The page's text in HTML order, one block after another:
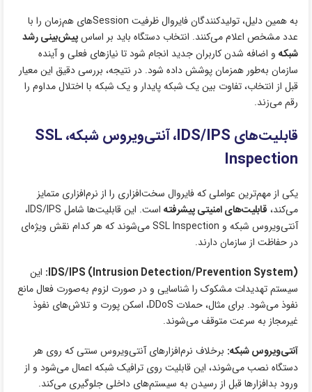
به همین دلیل، تولیدکنندگان فایروال ظرفیت Sessionهای هم‌زمان را با
عدد مشخص اعلام می‌کنند. انتخاب دستگاه باید بر اساسپیش‌بینی رشد
شبکه و اضافه شدن کاربران جدید انجام شود تا نیازهای فعلی و آینده
سازمان به‌طور همزمان پوشش داده شود. در نتیجه، بررسی دقیق این معیار
قبل از انتخاب، تفاوت بین یک شبکه پایدار و یک شبکه با اختلال مداوم را
رقم می‌زند.
قابلیت‌های IDS/IPS، آنتی‌ویروس شبکه، SSL
Inspection
یکی از مهم‌ترین عواملی که فایروال سخت‌افزاری را از نرم‌افزاری متمایز
می‌کند، قابلیت‌های امنیتی پیشرفته
است. این قابلیت‌ها شامل IDS/IPS،
آنتی‌ویروس شبکه و SSL Inspection می‌شوند که هر کدام نقش ویژه‌ای
در حفاظت از سازمان دارند.
IDS/IPS (Intrusion Detection/Prevention System): این
سیستم تهدیدات مشکوک را شناسایی و در صورت لزوم به‌صورت فعال مانع
نفوذ می‌شود. برای مثال، حملات DDoS، اسکن پورت و تلاش‌های نفوذ
غیرمجاز به سرعت متوقف می‌شوند.
آنتی‌ویروس شبکه: برخلاف نرم‌افزارهای آنتی‌ویروس سنتی که روی هر
دستگاه نصب می‌شوند، این قابلیت روی ترافیک شبکه اعمال می‌شود و از
ورود بدافزارها قبل از رسیدن به سیستم‌های داخلی جلوگیری می‌کند.